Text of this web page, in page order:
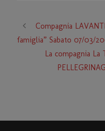
Compagnia
famiglia” Sabato 07/03/
La compagnia La